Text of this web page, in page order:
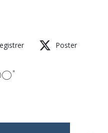
Poster